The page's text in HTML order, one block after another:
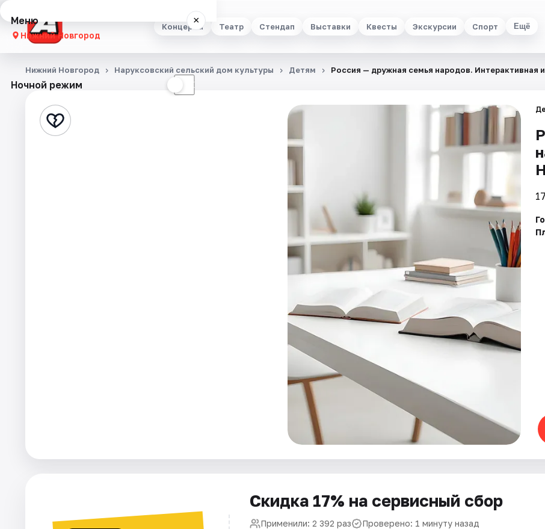
Концерты Театр Стендап Выставки Квесты Экскурсии Спорт Ещё
Меню ×
Нижний Новгород
Концерты
Стендап
Ночной режим ☾
Нижний Новгород Наруксовский сельский дом культуры Детям Россия — дружная семья народов. Интерактивная
Скидка 17% на сервисный сбор
Применили: 2 392 раз Проверено: 1 минуту назад